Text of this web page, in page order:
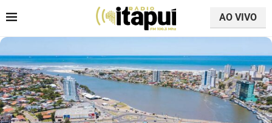
AO VIVO